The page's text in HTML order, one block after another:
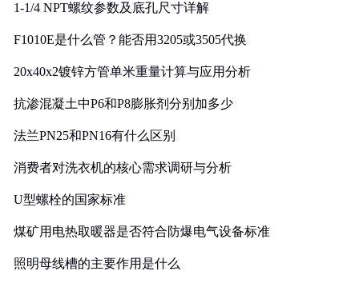
1-1/4 NPT螺纹参数及底孔尺寸详解
F1010E是什么管？能否用3205或3505代换
20x40x2镀锌方管单米重量计算与应用分析
抗渗混凝土中P6和P8膨胀剂分别加多少
法兰PN25和PN16有什么区别
消费者对洗衣机的核心需求调研与分析
U型螺栓的国家标准
煤矿用电热取暖器是否符合防爆电气设备标准
照明母线槽的主要作用是什么